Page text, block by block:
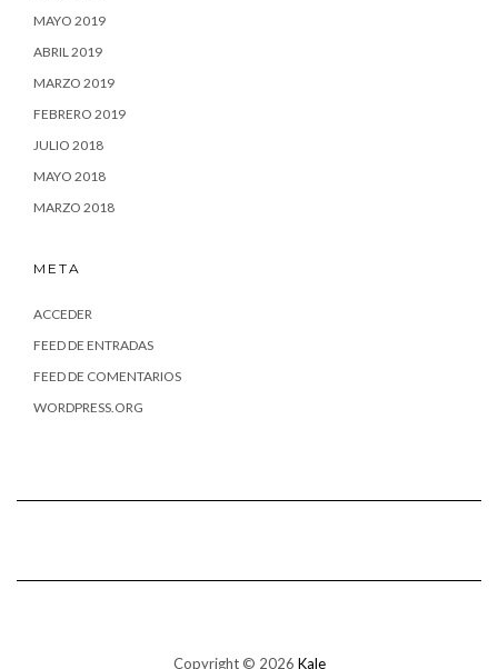
MAYO 2019
ABRIL 2019
MARZO 2019
FEBRERO 2019
JULIO 2018
MAYO 2018
MARZO 2018
META
ACCEDER
FEED DE ENTRADAS
FEED DE COMENTARIOS
WORDPRESS.ORG
Copyright © 2026 Kale